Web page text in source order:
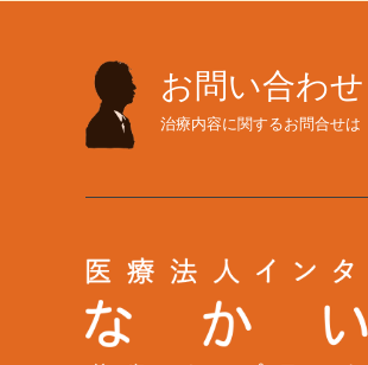
お問い合わ
治療内容に関するお問合せは